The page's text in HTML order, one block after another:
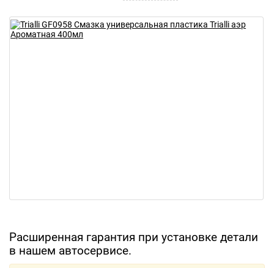
Расширенная гарантия при установке детали
в нашем автосервисе.